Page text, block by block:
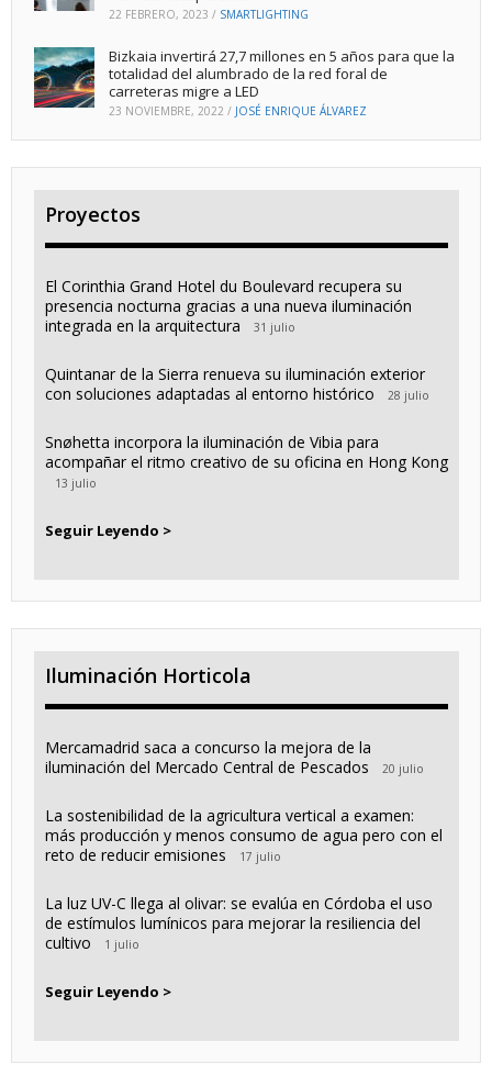
22 FEBRERO, 2023 / SMARTLIGHTING
Bizkaia invertirá 27,7 millones en 5 años para que la
totalidad del alumbrado de la red foral de
carreteras migre a LED
23 NOVIEMBRE, 2022 / JOSÉ ENRIQUE ÁLVAREZ
Proyectos
El Corinthia Grand Hotel du Boulevard recupera su
presencia nocturna gracias a una nueva iluminación
integrada en la arquitectura
31 julio
Quintanar de la Sierra renueva su iluminación exterior
con soluciones adaptadas al entorno histórico
28 julio
Snøhetta incorpora la iluminación de Vibia para
acompañar el ritmo creativo de su oficina en Hong Kong
13 julio
Seguir Leyendo >
Iluminación Horticola
Mercamadrid saca a concurso la mejora de la
iluminación del Mercado Central de Pescados
20 julio
La sostenibilidad de la agricultura vertical a examen:
más producción y menos consumo de agua pero con el
reto de reducir emisiones
17 julio
La luz UV-C llega al olivar: se evalúa en Córdoba el uso
de estímulos lumínicos para mejorar la resiliencia del
cultivo
1 julio
Seguir Leyendo >